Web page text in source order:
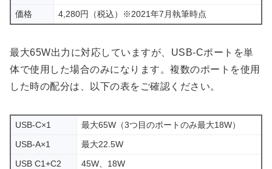
価格
4,280円（税込）※2021年7月執筆時点
最大65W出力に対応していますが、USB-Cポートを単
体で使用した場合のみになります。複数のポートを使用
した時の配分は、以下の表をご確認ください。
USB-C×1
最大65W（3つ目のポートのみ最大18W）
USB-A×1
最大22.5W
USB C1+C2
45W、18W